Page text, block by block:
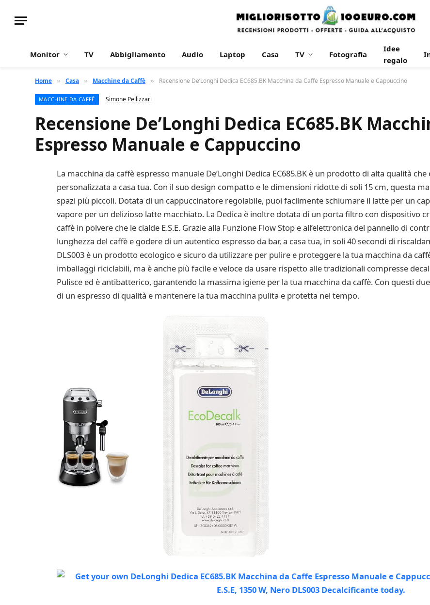
Monitor TV Abbigliamento Audio Laptop Casa TV Fotografia
Idee
regalo
Home » Casa » Macchine da Caffè » Recensione De’Longhi Dedica EC685.BK Macchina da Caffe Espresso Manuale e Cappuccino
MACCHINE DA CAFFÈ Simone Pellizzari
Recensione De’Longhi Dedica EC685.BK
Espresso Manuale e Cappuccino
La macchina da caffè espresso manuale De’Longhi Dedica EC685.BK è un prodotto di alta qualità
personalizzata a casa tua. Con il suo design compatto e le dimensioni ridotte di soli 15 cm, questa
spazi più piccoli. Dotata di un cappuccinatore regolabile, puoi facilmente schiumare il latte per un
vapore per un delizioso latte macchiato. La Dedica è inoltre dotata di un porta filtro con dispositivo
caffè in polvere che le cialde E.S.E. Grazie alla Funzione Flow Stop e all’elettronica del pannello di
lunghezza del caffè e godere di un autentico espresso da bar, a casa tua, in soli 40 secondi di
DLS003 è un prodotto ecologico e sicuro da utilizzare per pulire e proteggere la tua macchina da
imballaggi riciclabili, ma è anche più facile e veloce da usare rispetto alle tradizionali compresse
Pulisce ed è antibatterico, garantendo la massima igiene per la tua macchina da caffè. Con questi
di un espresso di qualità e mantenere la tua macchina pulita e protetta nel tempo.